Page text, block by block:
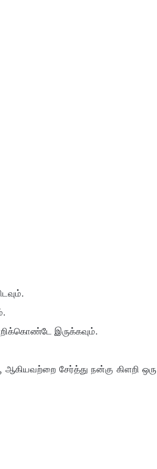
இருக்கவும்.
ஆகியவற்றை சேர்த்து நன்கு கிளறி ஒரு